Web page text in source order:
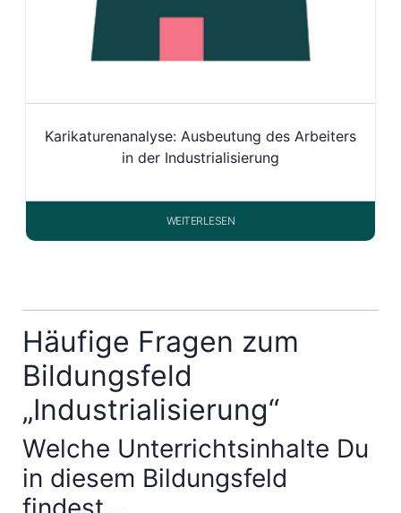
Karikaturenanalyse: Ausbeutung des Arbeiters
in der Industrialisierung
WEITERLESEN
Häufige Fragen zum
Bildungsfeld
„Industrialisierung“
Welche Unterrichtsinhalte Du
in diesem Bildungsfeld